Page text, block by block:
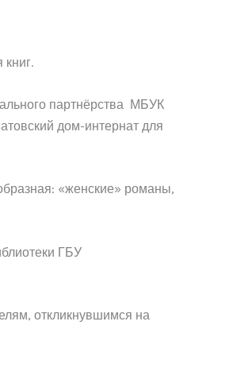
партнёрства МБУК
дом-интернат для
«женские» романы,
ГБУ
откликнувшимся на